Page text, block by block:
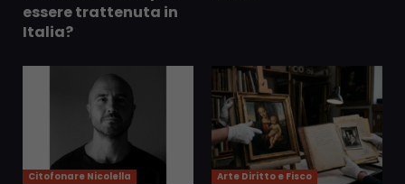
essere trattenuta in
Italia?
Citofonare Nicolella Arte Diritto e Fisco